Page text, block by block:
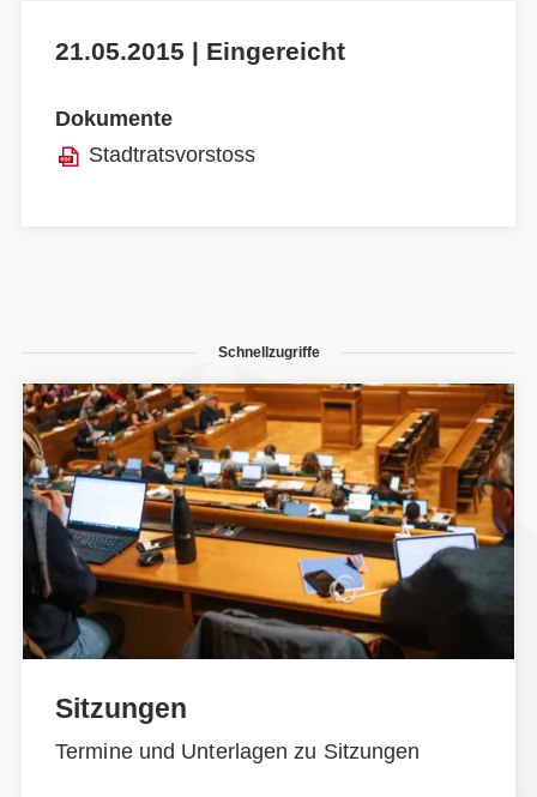
21.05.2015 | Eingereicht
Dokumente
Stadtratsvorstoss
Schnellzugriffe
Sitzungen
Termine und Unterlagen zu Sitzungen